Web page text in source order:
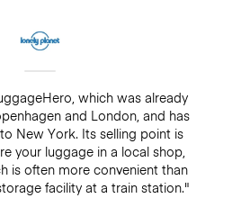
which was already
and London, and has
New York. Its selling point is
your luggage in a local shop,
is often more convenient than
facility at a train station."